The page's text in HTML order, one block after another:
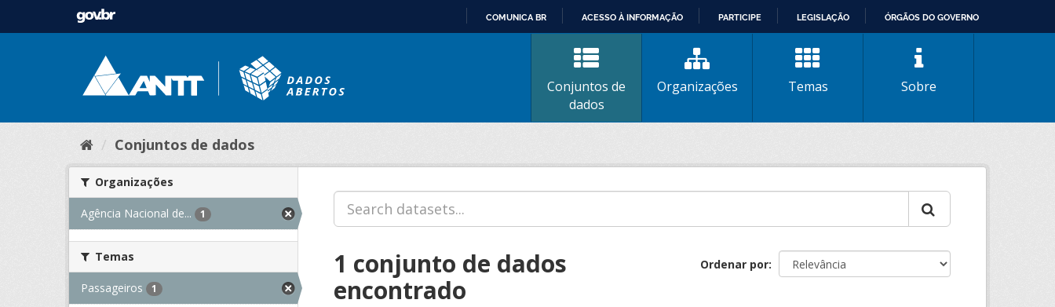
CONTEÚDO
COMUNICA BR ACESSO À INFORMAÇÃO PARTICIPE LEGISLAÇÃO ÓRGÃOS DO GOVERNO
Conjuntos de
dados
Organizações Temas Sobre
Conjuntos de dados
Organizações
Agência Nacional de... 1
Temas
Passageiros 1
Ordenar por
1 conjunto de dados
encontrado